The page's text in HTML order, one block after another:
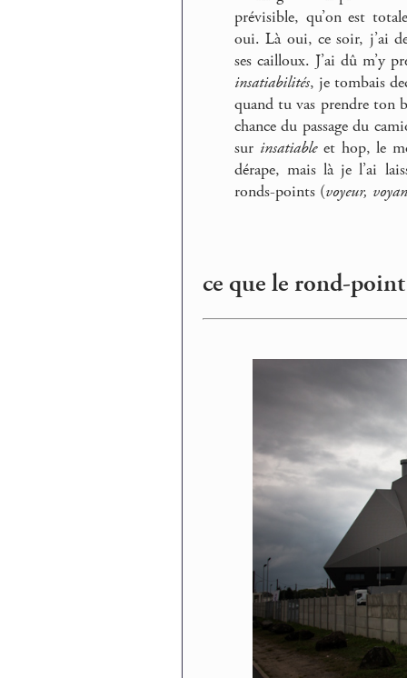
prévisible, qu’on est
oui. Là oui, ce soir, j’ai
ses cailloux. J’ai dû m’y
insatiabilités, je tombais
quand tu vas prendre ton
chance du passage du
sur insatiableet hop, le
dérape, mais là je l’ai
ronds-points (voyeur,
ce que le rond-